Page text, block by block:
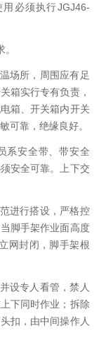
必须执行JGJ46-
场所，周围应有足
箱实行专有负责，
箱、开关箱内开关
可靠，绝缘良好。
系安全带、带安全
安全可靠。上下交
进行搭设，严格控
脚手架作业面高度
网封闭，脚手架根
设专人看管，禁人
下同时作业；拆除
扣，由中间操作人